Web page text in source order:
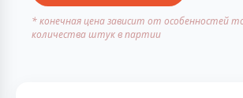
* конечная цена зависит от особенностей
количества штук в партии